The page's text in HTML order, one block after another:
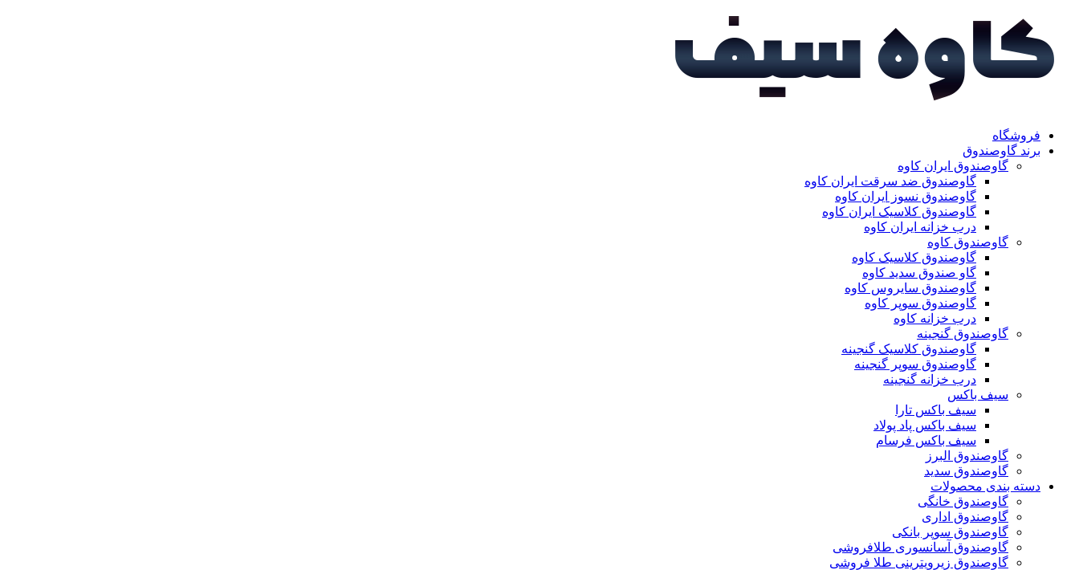
فروشگاه
برند گاوصندوق
گاوصندوق ایران کاوه
گاوصندوق ضد سرقت ایران کاوه
گاوصندوق نسوز ایران کاوه
گاوصندوق کلاسیک ایران کاوه
درب خزانه ایران کاوه
گاوصندوق کاوه
گاوصندوق کلاسیک کاوه
گاو صندوق سدید کاوه
گاوصندوق سایروس کاوه
گاوصندوق سوپر کاوه
درب خزانه کاوه
گاوصندوق گنجینه
گاوصندوق کلاسیک گنجینه
گاوصندوق سوپر گنجینه
درب خزانه گنجینه
سیف باکس
سیف باکس تارا
سیف باکس پاد پولاد
سیف باکس فرسام
گاوصندوق البرز
گاوصندوق سدید
دسته بندی محصولات
گاوصندوق خانگی
گاوصندوق اداری
گاوصندوق سوپر بانکی
گاوصندوق آسانسوری طلافروشی
گاوصندوق زیرویترینی طلا فروشی